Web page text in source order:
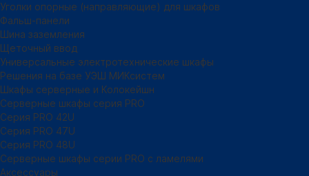
Уголки опорные (направляющие) для шкафов
Фальш-панели
Шина заземления
Щеточный ввод
Универсальные электротехнические шкафы
Решения на базе УЭШ МИКсистем
Шкафы серверные и Колокейшн
Серверные шкафы серия PRO
Серия PRO 42U
Серия PRO 47U
Серия PRO 48U
Серверные шкафы серии PRO с ламелями
Аксессуары